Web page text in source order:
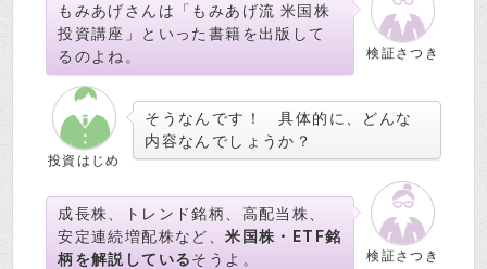
検証さつき
もみあげさんは「もみあげ流 米国株
投資講座」といった書籍を出版して
るのよね。
投資はじめ
そうなんです！ 具体的に、どんな
内容なんでしょうか？
検証さつき
成長株、トレンド銘柄、高配当株、
安定連続増配株など、米国株・ETF銘
柄を解説しているそうよ。